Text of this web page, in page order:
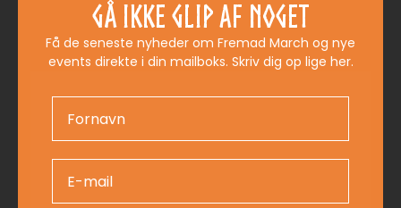
Køb Billet
Gå ikke glip af noget
Få de seneste nyheder om Fremad March og nye
events direkte i din mailboks. Skriv dig op lige her.